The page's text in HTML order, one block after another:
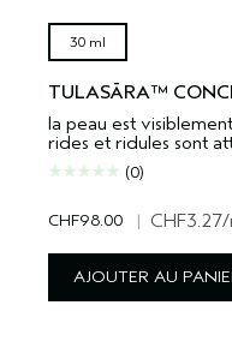
30 ml
TULASĀRA™
la peau est
rides et ridules sont
(0)
CHF98.00 | CHF3.27/
AJOUTER AU